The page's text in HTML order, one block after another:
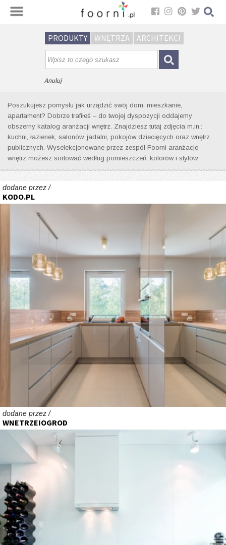
PRODUKTY WNĘTRZA ARCHITEKCI
Anuluj
Wyniki wyszukiwania wnętrz dla
tagu: zabudowa w kształcie litery u
Poszukujesz pomysłu jak urządzić swój dom, mieszkanie,
apartament? Dobrze trafiłeś – do twojej dyspozycji oddajemy
obszerny katalog aranżacji wnętrz. Znajdziesz tutaj zdjęcia m.in.:
kuchni, łazienek, salonów, jadalni, pokojów dziecięcych oraz wnętrz
publicznych. Wyselekcjonowane przez zespół Foorni aranżacje
wnętrz możesz sortować według pomieszczeń, kolorów i stylów.
dodane przez /
KODO.PL
dodane przez /
WNETRZEIOGROD